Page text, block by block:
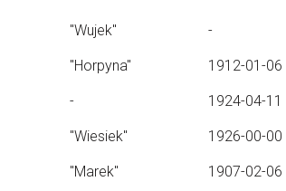
"Wujek" -
"Horpyna" 1912-01-06
- 1924-04-11
"Wiesiek" 1926-00-00
"Marek" 1907-02-06